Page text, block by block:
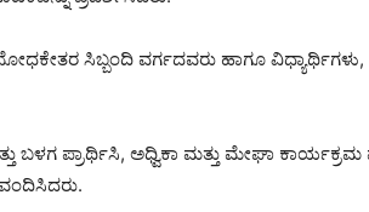
ಸಿಬ್ಬಂದಿ ವರ್ಗದವರು ಹಾಗೂ ವಿಧ್ಯಾರ್ಥಿಗಳು,
ಬಳಗ ಪ್ರಾರ್ಥಿಸಿ, ಅಧ್ವಿಕಾ ಮತ್ತು ಮೇಘಾ ಕಾರ್ಯಕ್ರಮ